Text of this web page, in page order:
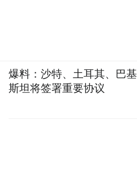
爆料：沙特、土耳其、巴基
斯坦将签署重要协议